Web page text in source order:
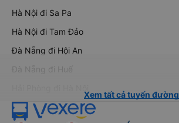
Hà Nội đi Sa Pa
Hà Nội đi Tam Đảo
Đà Nẵng đi Hội An
Đà Nẵng đi Huế
Xem tất cả tuyến đường